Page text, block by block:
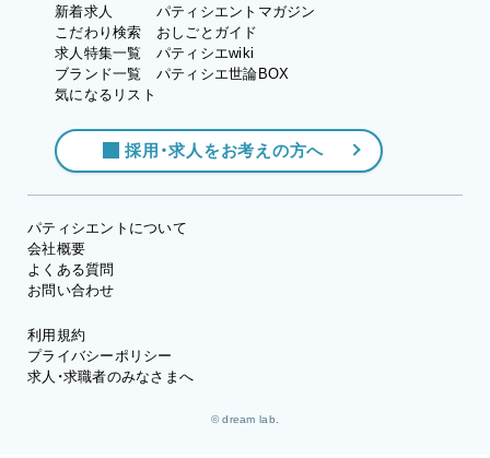
新着求人
こだわり検索
求人特集一覧
ブランド一覧
気になるリスト
パティシエントマガジン
おしごとガイド
パティシエwiki
パティシエ世論BOX
採用・求人をお考えの方へ
パティシエントについて
会社概要
よくある質問
お問い合わせ
利用規約
プライバシーポリシー
求人・求職者のみなさまへ
© dream lab.